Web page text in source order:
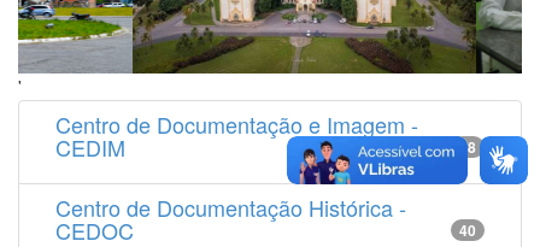
'
Centro de Documentação e Imagem -
CEDIM 14538
Centro de Documentação Histórica -
CEDOC 40